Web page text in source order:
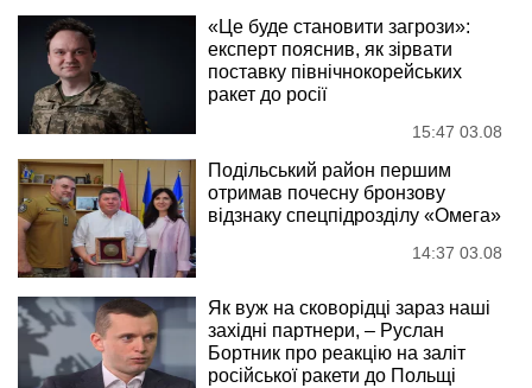
«Це буде становити загрози»:
експерт пояснив, як зірвати
поставку північнокорейських
ракет до росії
15:47 03.08
Подільський район першим
отримав почесну бронзову
відзнаку спецпідрозділу «Омега»
14:37 03.08
Як вуж на сковорідці зараз наші
західні партнери, – Руслан
Бортник про реакцію на заліт
російської ракети до Польщі